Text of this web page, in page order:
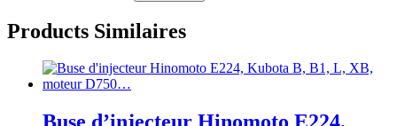
Products Similaires